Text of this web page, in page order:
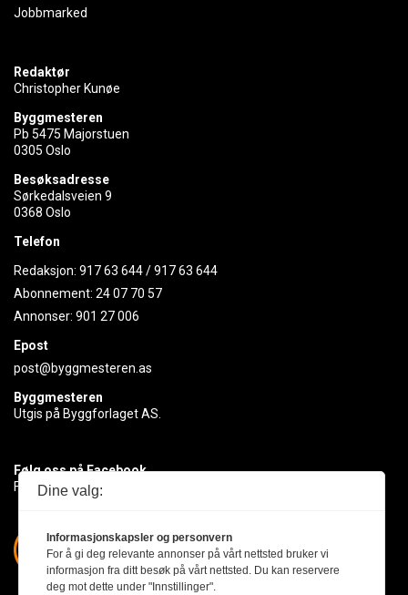
Jobbmarked
Redaktør
Christopher Kunøe
Byggmesteren
Pb 5475 Majorstuen
0305 Oslo
Besøksadresse
Sørkedalsveien 9
0368 Oslo
Telefon
Redaksjon: 917 63 644/917 63 644
Abonnement: 24 07 70 57
Annonser: 901 27 006
Epost
post@byggmesteren.as
Byggmesteren
Utgis på Byggforlaget AS.
Følg oss på Facebook
Få med deg det siste innen byggebransjen
Dine valg:
Informasjonskapsler og personvern
For å gi deg relevante annonser på vårt nettsted bruker vi
informasjon fra ditt besøk på vårt nettsted. Du kan reservere
deg mot dette under "Innstillinger".